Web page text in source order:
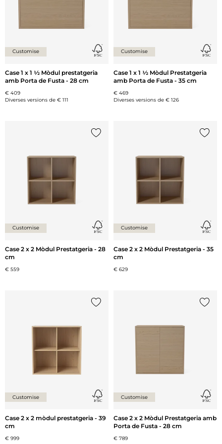
Customise
Case 1 x 1 ½ Mòdul prestatgeria
amb Porta de Fusta - 28 cm
€ 409
Diverses versions de € 111
Customise
Case 1 x 1 ½ Mòdul Prestatgeria
amb Porta de Fusta - 35 cm
€ 469
Diverses versions de € 126
Customise
Case 2 x 2 Mòdul Prestatgeria - 28
cm
€ 559
Customise
Case 2 x 2 Mòdul Prestatgeria - 35
cm
€ 629
Customise
Case 2 x 2 mòdul prestatgeria - 39
cm
€ 999
Customise
Case 2 x 2 Mòdul Prestatgeria amb
Porta de Fusta - 28 cm
€ 789